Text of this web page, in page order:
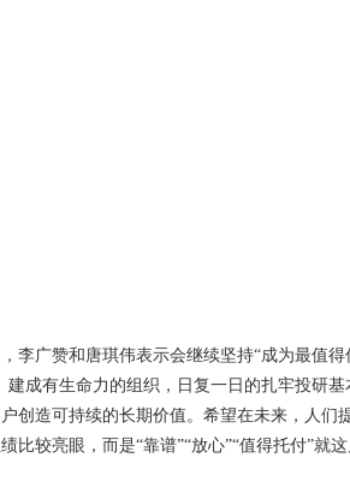
李广赞和唐琪伟表示会继续坚持“成为最值
建成有生命力的组织，日复一日的扎牢投研
创造可持续的长期价值。希望在未来，人们
比较亮眼，而是“靠谱”“放心”“值得托付”就